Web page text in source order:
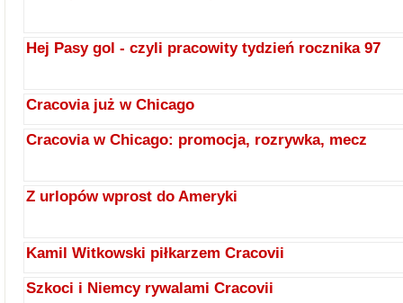
Hej Pasy gol - czyli pracowity tydzień rocznika 97
Cracovia już w Chicago
Cracovia w Chicago: promocja, rozrywka, mecz
Z urlopów wprost do Ameryki
Kamil Witkowski piłkarzem Cracovii
Szkoci i Niemcy rywalami Cracovii